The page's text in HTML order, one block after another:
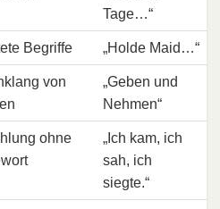
Tage…“
Begriffe „Holde Maid…“
von
„Geben und
Nehmen“
ohne
„Ich kam, ich
sah, ich
siegte.“